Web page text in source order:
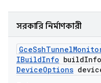
সরকারি নির্মাণকারী
GceSshTunnel
IBuildInfo buildInfo
DeviceOptions